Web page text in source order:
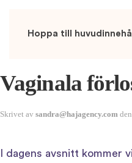
Hoppa till huvudinnehåll
Vaginala
Skrivet av sandra@hajagency.com den
I dagens avsnitt kommer